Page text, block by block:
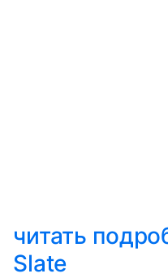
читать
Slate